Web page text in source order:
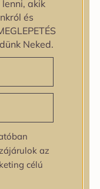
akik
és
Neked.
az
célú